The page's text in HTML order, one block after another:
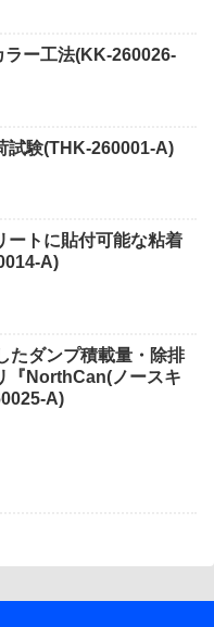
ラー工法(KK-260026-
試験(THK-260001-A)
ートに貼付可能な粘着
A)
たダンプ積載量・除排
『NorthCan(ノースキ
A)